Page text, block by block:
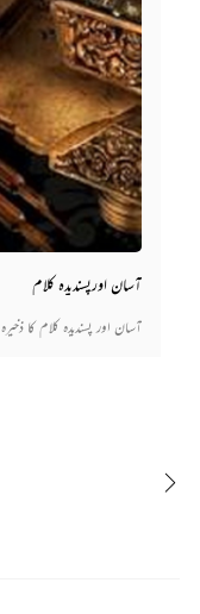
آسان اورپسندیدہ کلام
آسان اور پسندیدہ کلام کا ذخیرہ